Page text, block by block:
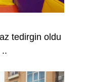
tedirgin oldu